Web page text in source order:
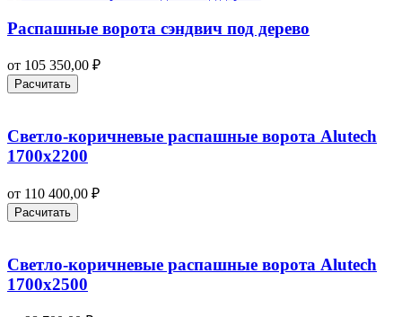
Распашные ворота сэндвич под дерево
от 105 350,00 ₽
Расчитать
Светло-коричневые распашные ворота Alutech
1700х2200
от 110 400,00 ₽
Расчитать
Светло-коричневые распашные ворота Alutech
1700х2500